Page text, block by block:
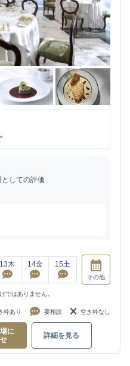
しての評価
13木 14金 15土
その他
ではありません。
枠あり 要相談 空き枠なし
に
詳細を見る